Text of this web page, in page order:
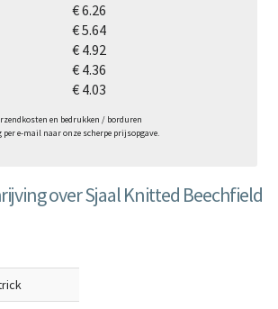
€ 6.26
€ 5.64
€ 4.92
€ 4.36
€ 4.03
en bedrukken / borduren
per e-mail naar onze scherpe prijsopgave.
over Sjaal Knitted Beechfield